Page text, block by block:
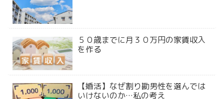
５０歳までに月３０万円の家賃収入
を作る
【婚活】なぜ割り勘男性を選んでは
いけないのか…私の考え